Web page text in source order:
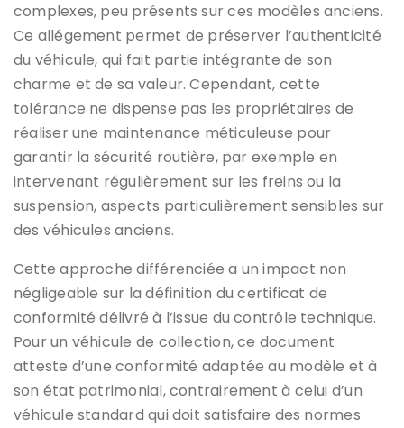
complexes, peu présents sur ces modèles anciens.
Ce allégement permet de préserver l’authenticité
du véhicule, qui fait partie intégrante de son
charme et de sa valeur. Cependant, cette
tolérance ne dispense pas les propriétaires de
réaliser une maintenance méticuleuse pour
garantir la sécurité routière, par exemple en
intervenant régulièrement sur les freins ou la
suspension, aspects particulièrement sensibles sur
des véhicules anciens.
Cette approche différenciée a un impact non
négligeable sur la définition du certificat de
conformité délivré à l’issue du contrôle technique.
Pour un véhicule de collection, ce document
atteste d’une conformité adaptée au modèle et à
son état patrimonial, contrairement à celui d’un
véhicule standard qui doit satisfaire des normes